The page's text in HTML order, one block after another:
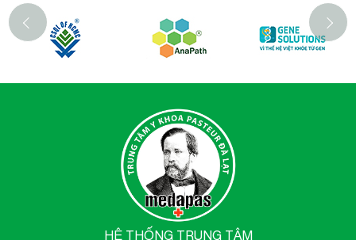
‹
HỆ THỐNG TRUNG TÂM